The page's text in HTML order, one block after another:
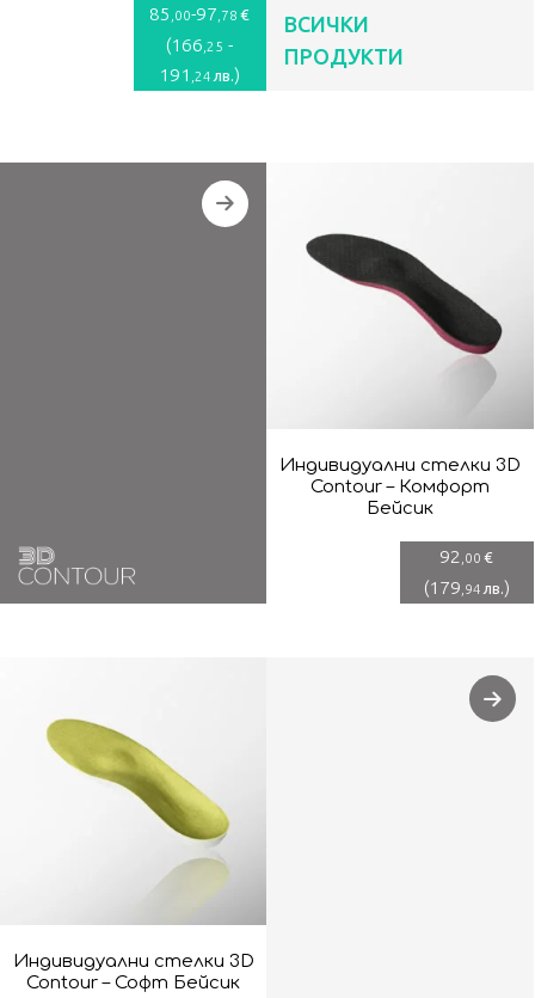
85 ,00-97 ,78 €
(166 ,25 -
191 ,24 лв.)
ВСИЧКИ
ПРОДУКТИ
Индивидуални стелки 3D
Contour – Комфорт
Бейсик
92 ,00 €
(179 ,94 лв.)
Индивидуални стелки 3D
Contour – Софт Бейсик